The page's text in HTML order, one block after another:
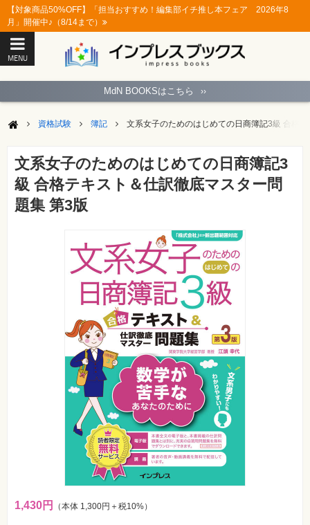
【対象商品50%OFF】「担当おすすめ！編集部イチ推し本フェア 2026年8
月」開催中♪（8/14まで）
MENU
ペ
ジ
ソ
コ
ン
ソ
フ
ト
ジ
ネ
MdN BOOKSはこちら ››
資格試験 簿記 文系女子のためのはじめての日商簿記3級 合格
文系女子のためのはじめての日商簿記3
級 合格テキスト＆仕訳徹底マスター問
題集 第3版
1,430円 （本体 1,300円＋税10%）